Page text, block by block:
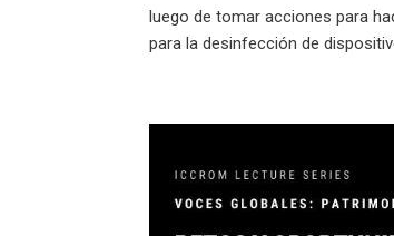
luego de tomar acciones para
para la desinfección de